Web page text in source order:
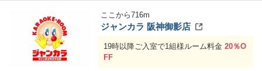
ここから716m
ジャンカラ 阪神御影店
19時以降ご入室で1組様ルーム料金 20％O
FF